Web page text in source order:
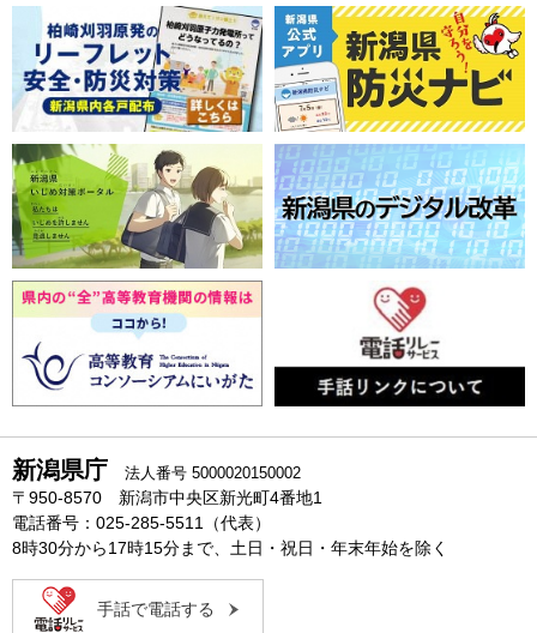
新潟県庁 法人番号 5000020150002
〒950-8570 新潟市中央区新光町4番地1
電話番号：025-285-5511（代表）
8時30分から17時15分まで、土日・祝日・年末年始を除く
手話で電話する